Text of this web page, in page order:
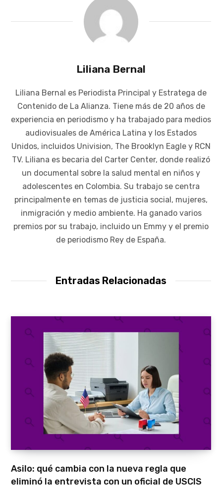
Liliana Bernal
Liliana Bernal es Periodista Principal y Estratega de
Contenido de La Alianza. Tiene más de 20 años de
experiencia en periodismo y ha trabajado para medios
audiovisuales de América Latina y los Estados
Unidos, incluidos Univision, The Brooklyn Eagle y RCN
TV. Liliana es becaria del Carter Center, donde realizó
un documental sobre la salud mental en niños y
adolescentes en Colombia. Su trabajo se centra
principalmente en temas de justicia social, mujeres,
inmigración y medio ambiente. Ha ganado varios
premios por su trabajo, incluido un Emmy y el premio
de periodismo Rey de España.
Entradas Relacionadas
Asilo: qué cambia con la nueva regla que
eliminó la entrevista con un oficial de USCIS